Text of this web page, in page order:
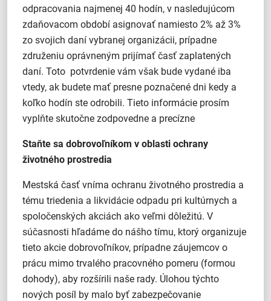
odpracovania najmenej 40 hodín, v nasledujúcom
zdaňovacom období asignovať namiesto 2% až 3%
zo svojich daní vybranej organizácii, prípadne
združeniu oprávneným prijímať časť zaplatených
daní. Toto potvrdenie vám však bude vydané iba
vtedy, ak budete mať presne poznačené dni kedy a
koľko hodín ste odrobili. Tieto informácie prosím
vyplňte skutočne zodpovedne a precízne
Staňte sa dobrovoľníkom v oblasti ochrany
životného prostredia
Mestská časť vníma ochranu životného prostredia a
tému triedenia a likvidácie odpadu pri kultúrnych a
spoločenských akciách ako veľmi dôležitú. V
súčasnosti hľadáme do nášho tímu, ktorý organizuje
tieto akcie dobrovoľníkov, prípadne záujemcov o
prácu mimo trvalého pracovného pomeru (formou
dohody), aby rozšírili naše rady. Úlohou týchto
nových posíl by malo byť zabezpečovanie